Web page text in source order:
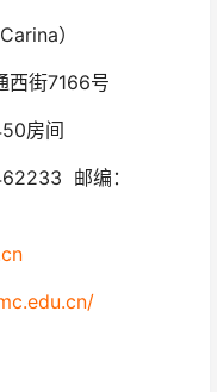
）
西街7166号
房间
邮编：